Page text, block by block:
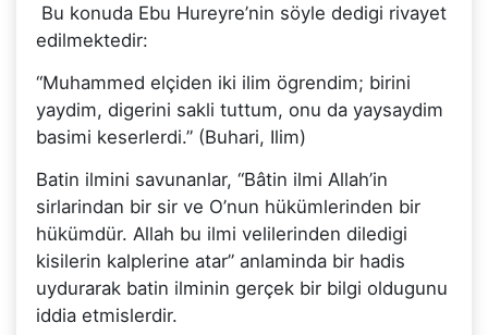
Bu konuda Ebu Hureyre’nin söyle dedigi rivayet
edilmektedir:
“Muhammed elçiden iki ilim ögrendim; birini
yaydim, digerini sakli tuttum, onu da yaysaydim
basimi keserlerdi.” (Buhari, Ilim)
Batin ilmini savunanlar, “Bâtin ilmi Allah’in
sirlarindan bir sir ve O’nun hükümlerinden bir
hükümdür. Allah bu ilmi velilerinden diledigi
kisilerin kalplerine atar” anlaminda bir hadis
uydurarak batin ilminin gerçek bir bilgi oldugunu
iddia etmislerdir.